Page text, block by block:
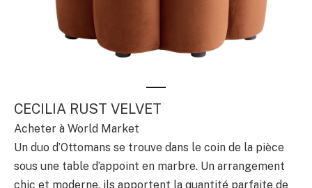
CECILIA RUST VELVET
Acheter à World Market
Un duo d’Ottomans se trouve dans le coin de la pièce
sous une table d’appoint en marbre. Un arrangement
chic et moderne, ils apportent la quantité parfaite de